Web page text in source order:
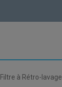
Filtre à Rétro-lavage